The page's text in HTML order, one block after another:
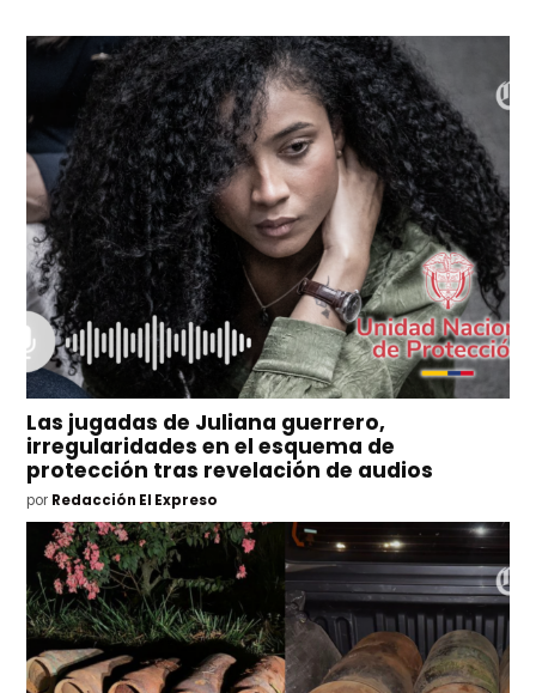
Las jugadas de Juliana guerrero,
irregularidades en el esquema de
protección tras revelación de audios
por Redacción El Expreso